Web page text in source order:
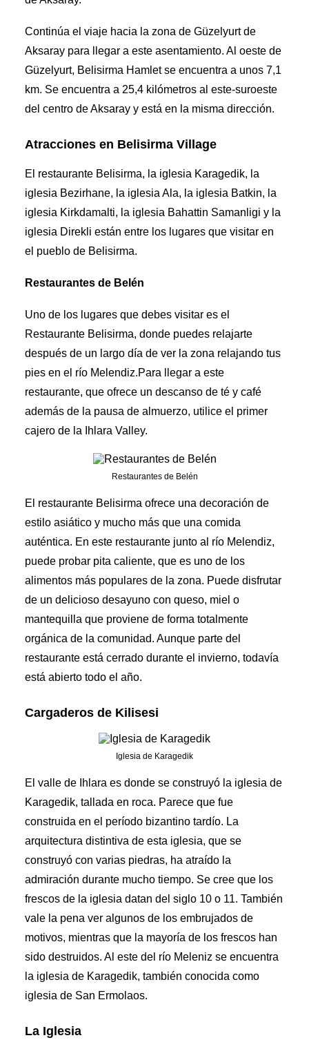
Continúa el viaje hacia la zona de Güzelyurt de
Aksaray para llegar a este asentamiento. Al oeste de
Güzelyurt, Belisirma Hamlet se encuentra a unos 7,1
km. Se encuentra a 25,4 kilómetros al este-suroeste
del centro de Aksaray y está en la misma dirección.
Atracciones en Belisirma Village
El restaurante Belisirma, la iglesia Karagedik, la
iglesia Bezirhane, la iglesia Ala, la iglesia Batkin, la
iglesia Kirkdamalti, la iglesia Bahattin Samanligi y la
iglesia Direkli están entre los lugares que visitar en
el pueblo de Belisirma.
Restaurantes de Belén
Uno de los lugares que debes visitar es el
Restaurante Belisirma, donde puedes relajarte
después de un largo día de ver la zona relajando tus
pies en el río Melendiz.Para llegar a este
restaurante, que ofrece un descanso de té y café
además de la pausa de almuerzo, utilice el primer
cajero de la Ihlara Valley.
Restaurantes de Belén
El restaurante Belisirma ofrece una decoración de
estilo asiático y mucho más que una comida
auténtica. En este restaurante junto al río Melendiz,
puede probar pita caliente, que es uno de los
alimentos más populares de la zona. Puede disfrutar
de un delicioso desayuno con queso, miel o
mantequilla que proviene de forma totalmente
orgánica de la comunidad. Aunque parte del
restaurante está cerrado durante el invierno, todavía
está abierto todo el año.
Cargaderos de Kilisesi
Iglesia de Karagedik
El valle de Ihlara es donde se construyó la iglesia de
Karagedik, tallada en roca. Parece que fue
construida en el período bizantino tardío. La
arquitectura distintiva de esta iglesia, que se
construyó con varias piedras, ha atraído la
admiración durante mucho tiempo. Se cree que los
frescos de la iglesia datan del siglo 10 o 11. También
vale la pena ver algunos de los embrujados de
motivos, mientras que la mayoría de los frescos han
sido destruidos. Al este del río Meleniz se encuentra
la iglesia de Karagedik, también conocida como
iglesia de San Ermolaos.
La Iglesia